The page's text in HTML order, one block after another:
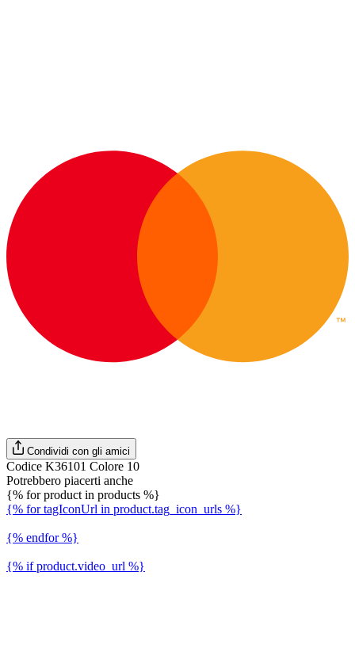
Condividi con gli amici
Codice K36101 Colore 10
Potrebbero piacerti anche
{% for product in products %}
{% for tagIconUrl in product.tag_icon_urls %}
{% endfor %}
{% if product.video_url %}